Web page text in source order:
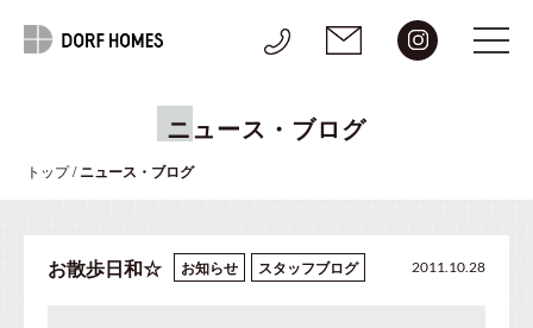
ニュース・ブログ
トップ/ニュース・ブログ
お散歩日和☆ お知らせ スタッフブログ 2011.10.28